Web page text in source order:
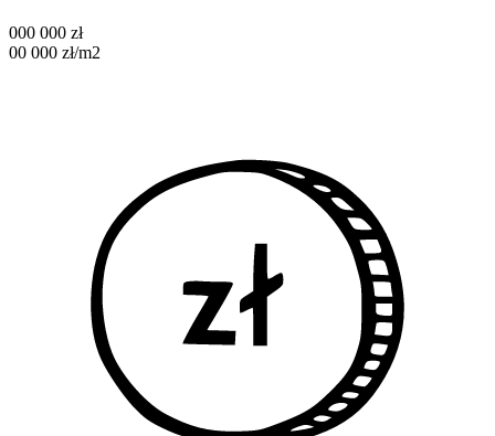
000 000 zł
00 000 zł/m2